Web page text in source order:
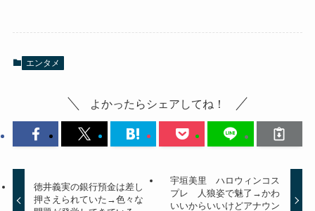
エンタメ
よかったらシェアしてね！
徳井義実の銀行預金は差し
押さえられていた→色々な
宇垣美里 ハロウィンコス
プレ 人狼姿で魅了→かわ
いいからいいけどアナウン